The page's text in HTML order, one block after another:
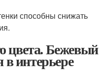
способны снижать
цвета. Бежевый
в интерьере